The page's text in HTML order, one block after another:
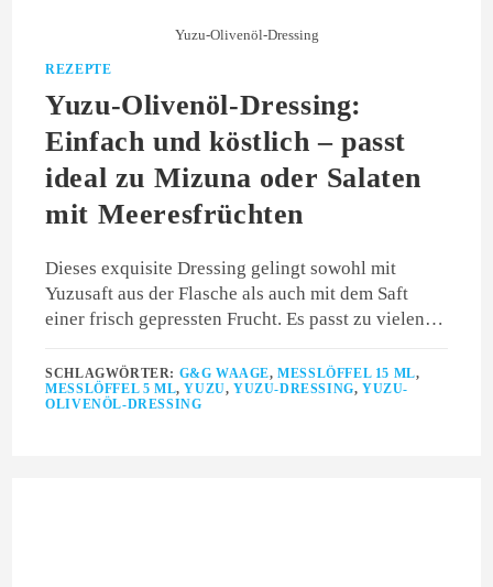
Yuzu-Olivenöl-Dressing
REZEPTE
Yuzu-Olivenöl-Dressing:
Einfach und köstlich – passt
ideal zu Mizuna oder Salaten
mit Meeresfrüchten
Dieses exquisite Dressing gelingt sowohl mit
Yuzusaft aus der Flasche als auch mit dem Saft
einer frisch gepressten Frucht. Es passt zu vielen…
SCHLAGWÖRTER: G&G WAAGE,MESSLÖFFEL 15 ML,
MESSLÖFFEL 5 ML,YUZU,YUZU-DRESSING,YUZU-
OLIVENÖL-DRESSING